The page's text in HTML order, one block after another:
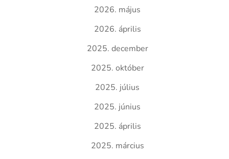
2026. május
2026. április
2025. december
2025. október
2025. július
2025. június
2025. április
2025. március